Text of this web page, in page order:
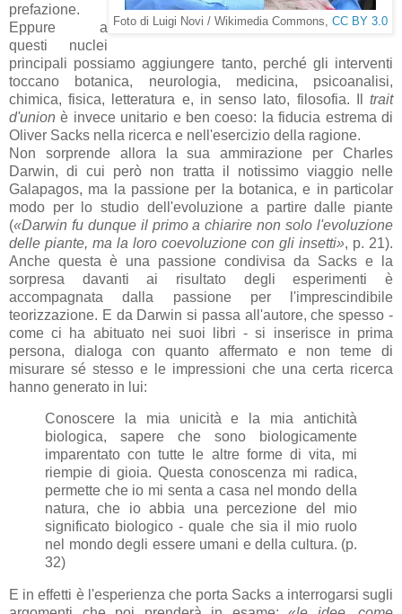
Foto di Luigi Novi / Wikimedia Commons, CC BY 3.0
prefazione.
Eppure a
questi nuclei
principali possiamo aggiungere tanto, perché gli interventi
toccano botanica, neurologia, medicina, psicoanalisi,
chimica, fisica, letteratura e, in senso lato, filosofia. Il trait
d'union è invece unitario e ben coeso: la fiducia estrema di
Oliver Sacks nella ricerca e nell'esercizio della ragione.
Non sorprende allora la sua ammirazione per Charles
Darwin, di cui però non tratta il notissimo viaggio nelle
Galapagos, ma la passione per la botanica, e in particolar
modo per lo studio dell'evoluzione a partire dalle piante
(«Darwin fu dunque il primo a chiarire non solo l'evoluzione
delle piante, ma la loro coevoluzione con gli insetti», p. 21).
Anche questa è una passione condivisa da Sacks e la
sorpresa davanti ai risultato degli esperimenti è
accompagnata dalla passione per l'imprescindibile
teorizzazione. E da Darwin si passa all'autore, che spesso -
come ci ha abituato nei suoi libri - si inserisce in prima
persona, dialoga con quanto affermato e non teme di
misurare sé stesso e le impressioni che una certa ricerca
hanno generato in lui:
Conoscere la mia unicità e la mia antichità
biologica, sapere che sono biologicamente
imparentato con tutte le altre forme di vita, mi
riempie di gioia. Questa conoscenza mi radica,
permette che io mi senta a casa nel mondo della
natura, che io abbia una percezione del mio
significato biologico - quale che sia il mio ruolo
nel mondo degli essere umani e della cultura. (p.
32)
E in effetti è l'esperienza che porta Sacks a interrogarsi sugli